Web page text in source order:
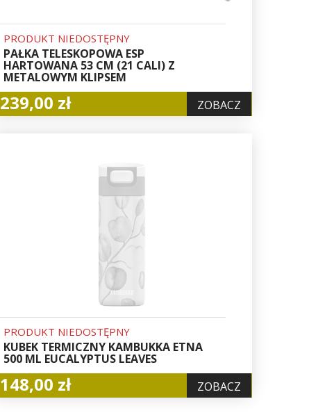
PRODUKT NIEDOSTĘPNY
PAŁKA TELESKOPOWA ESP
HARTOWANA 53 CM (21 CALI) Z
METALOWYM KLIPSEM
239,00 zł ZOBACZ
PRODUKT NIEDOSTĘPNY
KUBEK TERMICZNY KAMBUKKA ETNA
500 ML EUCALYPTUS LEAVES
148,00 zł ZOBACZ